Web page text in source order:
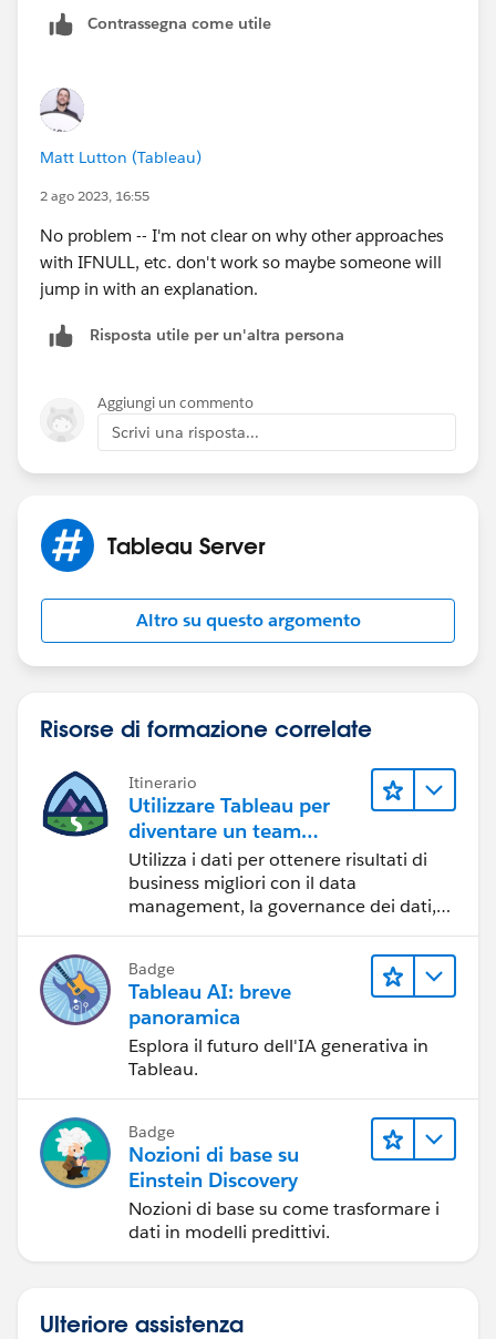
Contrassegna come utile
Matt Lutton (Tableau)
2 ago 2023, 16:55
No problem -- I'm not clear on why other approaches
with IFNULL, etc. don't work so maybe someone will
jump in with an explanation.
Risposta utile per un'altra persona
Aggiungi un commento
Scrivi una risposta...
Tableau Server
Altro su questo argomento
Risorse di formazione correlate
Itinerario
Utilizzare Tableau per
diventare un team
orientato ai dati
Utilizza i dati per ottenere risultati di
business migliori con il data
management, la governance dei dati,
la condivisione di storie basate sui dati
e la collaborazione.
Badge
Tableau AI: breve
panoramica
Esplora il futuro dell'IA generativa in
Tableau.
Badge
Nozioni di base su
Einstein Discovery
Nozioni di base su come trasformare i
dati in modelli predittivi.
Ulteriore assistenza